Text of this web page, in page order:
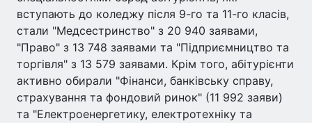
вступають до коледжу після 9-го та 11-го класів,
стали "Медсестринство" з 20 940 заявами,
"Право" з 13 748 заявами та "Підприємництво та
торгівля" з 13 579 заявами. Крім того, абітурієнти
активно обирали "Фінанси, банківську справу,
страхування та фондовий ринок" (11 992 заяви)
та "Електроенергетику, електротехніку та